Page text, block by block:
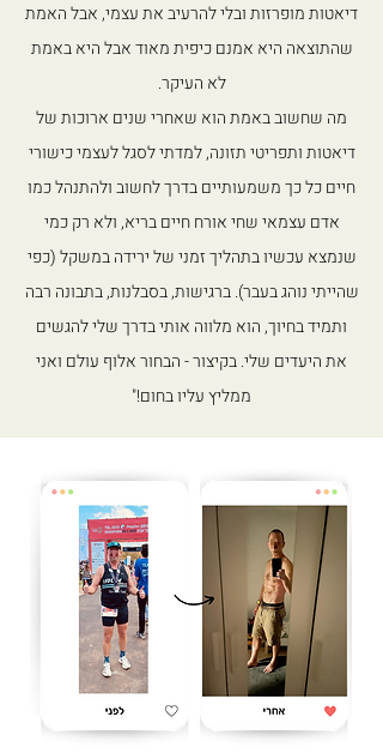
דיאטות מופרזות ובלי להרעיב את עצמי, אבל האמת
שהתוצאה היא אמנם כיפית מאוד אבל היא באמת
לא העיקר.
מה שחשוב באמת הוא שאחרי שנים ארוכות של
דיאטות ותפריטי תזונה, למדתי לסגל לעצמי כישורי
חיים כל כך משמעותיים בדרך לחשוב ולהתנהל כמו
אדם עצמאי שחי אורח חיים בריא, ולא רק כמי
שנמצא עכשיו בתהליך זמני של ירידה במשקל (כפי
שהייתי נוהג בעבר). ברגישות, בסבלנות, בתבונה רבה
ותמיד בחיוך, הוא מלווה אותי בדרך שלי להגשים
את היעדים שלי. בקיצור - הבחור אלוף עולם ואני
ממליץ עליו בחום!"